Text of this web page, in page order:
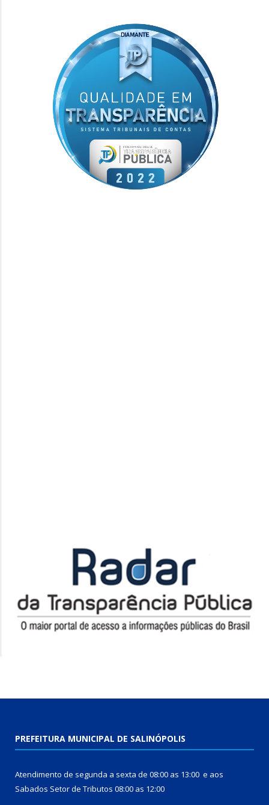
PREFEITURA MUNICIPAL DE SALINÓPOLIS
Atendimento de segunda a sexta de 08:00 as 13:00 e aos
Sabados Setor de Tributos 08:00 as 12:00